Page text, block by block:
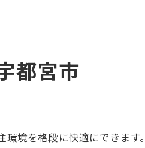
ーム済み中古物件のメリット
売買で押さえるべき資産価値
ーム済み物件の資産性と買
都宮市
境を格段に快適にできま